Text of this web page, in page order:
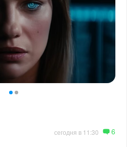
сегодня в 11:30 6